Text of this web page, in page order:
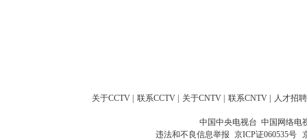
关于CCTV | 联系CCTV | 关于CNTV | 联系CNTV | 人才招聘
中国中央电视台 中国网络电
违法和不良信息举报 京ICP证060535号